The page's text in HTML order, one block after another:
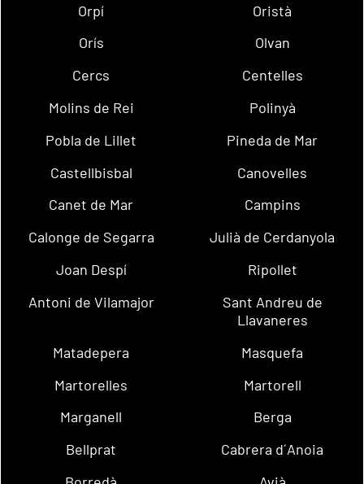
Orpí
Oristà
Orís
Olvan
Cercs
Centelles
Molins de Rei
Polinyà
Pobla de Lillet
Pineda de Mar
Castellbisbal
Canovelles
Canet de Mar
Campins
Calonge de Segarra
Julià de Cerdanyola
Joan Despí
Ripollet
Antoni de Vilamajor
Sant Andreu de
Llavaneres
Matadepera
Masquefa
Martorelles
Martorell
Marganell
Berga
Bellprat
Cabrera d´Anoia